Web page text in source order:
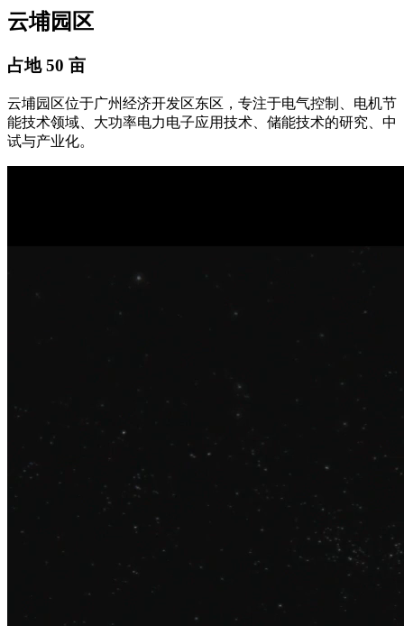
云埔园区
占地50 亩
云埔园区位于广州经济开发区东区，专注于电气控制、电机节
能技术领域、大功率电力电子应用技术、储能技术的研究、中
试与产业化。